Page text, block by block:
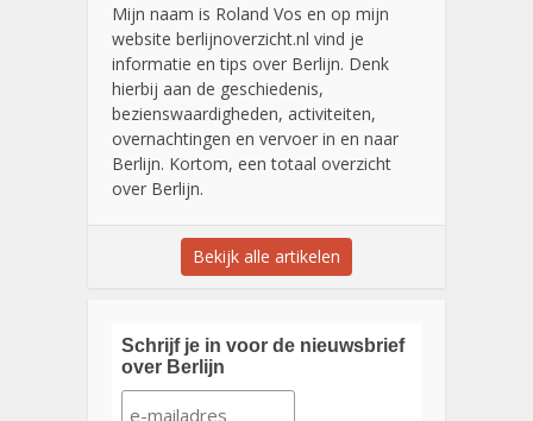
Mijn naam is Roland Vos en op mijn
website berlijnoverzicht.nl vind je
informatie en tips over Berlijn. Denk
hierbij aan de geschiedenis,
bezienswaardigheden, activiteiten,
overnachtingen en vervoer in en naar
Berlijn. Kortom, een totaal overzicht
over Berlijn.
Bekijk alle artikelen
Schrijf je in voor de nieuwsbrief
over Berlijn